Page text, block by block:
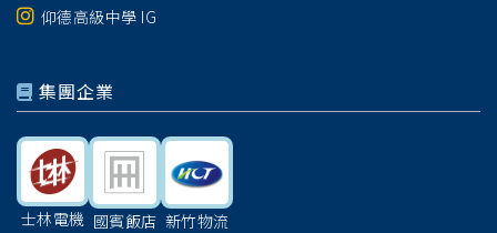
仰德高級中學 IG
集團企業
士林電機 國賓飯店 新竹物流